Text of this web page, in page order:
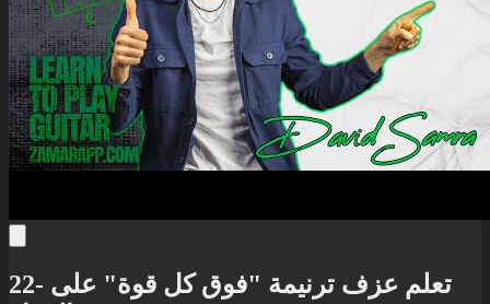
22- تعلم عزف ترنيمة "فوق كل قوة" على